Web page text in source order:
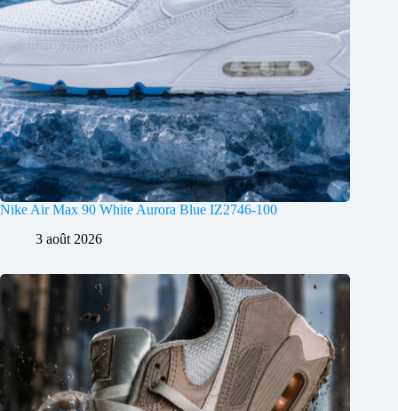
Nike Air Max 90 White Aurora Blue IZ2746-100
3 août 2026